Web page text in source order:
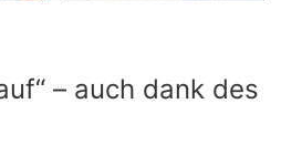
– auch dank des